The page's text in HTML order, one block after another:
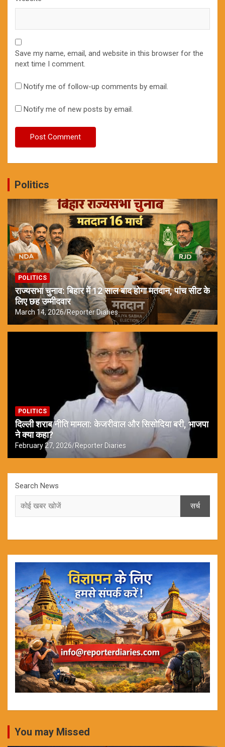
Save my name, email, and website in this browser for the
next time I comment.
Notify me of follow-up comments by email.
Notify me of new posts by email.
Politics
POLITICS
राज्यसभा चुनाव: बिहार में 12 साल बाद होगा मतदान, पांच सीट के
लिए छह उम्मीदवार
March 14, 2026 Reporter Diaries
POLITICS
दिल्ली शराब नीति मामला: केजरीवाल और सिसोदिया बरी, भाजपा
ने क्या कहा?
February 27, 2026 Reporter Diaries
Search News
सर्च
You may Missed